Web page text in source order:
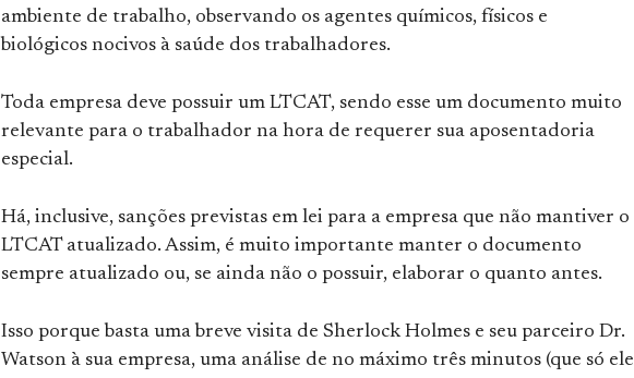
ambiente de trabalho, observando os agentes químicos, físicos e
biológicos nocivos à saúde dos trabalhadores.
Toda empresa deve possuir um LTCAT, sendo esse um documento muito
relevante para o trabalhador na hora de requerer sua aposentadoria
especial.
Há, inclusive, sanções previstas em lei para a empresa que não mantiver o
LTCAT atualizado. Assim, é muito importante manter o documento
sempre atualizado ou, se ainda não o possuir, elaborar o quanto antes.
Isso porque basta uma breve visita de Sherlock Holmes e seu parceiro Dr.
Watson à sua empresa, uma análise de no máximo três minutos (que só ele